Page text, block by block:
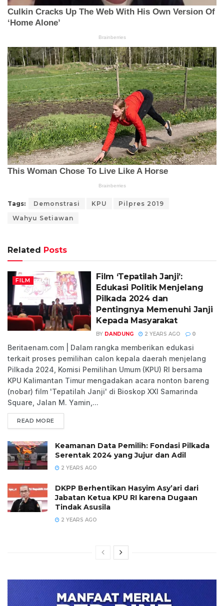
Tags: Demonstrasi KPU
Pilpres 2019
Wahyu Setiawan
Related Posts
FILM
Film ‘Tepatilah Janji’:
Edukasi Politik Menjelang
Pilkada 2024 dan
Pentingnya Memenuhi Janji
Kepada Masyarakat
BY DANDUNG 2 YEARS AGO 0
Beritaenam.com | Dalam rangka memberikan edukasi
terkait proses pemilihan calon kepala daerah menjelang
Pilkada 2024, Komisi Pemilihan Umum (KPU) RI bersama
KPU Kalimantan Timur mengadakan acara nonton bareng
(nobar) film 'Tepatilah Janji' di Bioskop XXI Samarinda
Square, Jalan M. Yamin,...
READ MORE
Keamanan Data Pemilih: Fondasi Pilkada
Serentak 2024 yang Jujur dan Adil
2 YEARS AGO
DKPP Berhentikan Hasyim Asy’ari dari
Jabatan Ketua KPU RI karena Dugaan
Tindak Asusila
2 YEARS AGO